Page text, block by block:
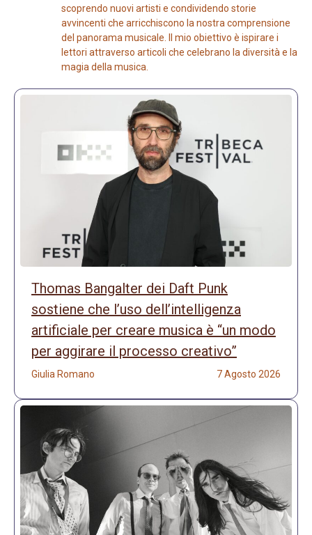
scoprendo nuovi artisti e condividendo storie
avvincenti che arricchiscono la nostra comprensione
del panorama musicale. Il mio obiettivo è ispirare i
lettori attraverso articoli che celebrano la diversità e la
magia della musica.
Thomas Bangalter dei Daft Punk
sostiene che l’uso dell’intelligenza
artificiale per creare musica è “un modo
per aggirare il processo creativo”
Giulia Romano 7 Agosto 2026